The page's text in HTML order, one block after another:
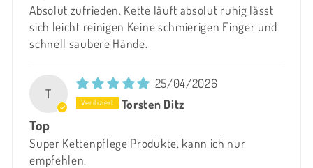
Absolut zufrieden. Kette läuft absolut ruhig lässt
sich leicht reinigen Keine schmierigen Finger und
schnell saubere Hände.
T
25/04/2026
Torsten Ditz
Top
Super Kettenpflege Produkte, kann ich nur
empfehlen.